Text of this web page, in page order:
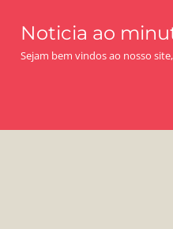
content
Noticia ao
Sejam bem vindos ao nosso